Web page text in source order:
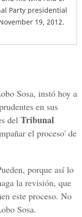
Party presidential
19, 2012.
Sosa, instó hoy a
en sus
del Tribunal
el proceso' de
porque así lo
la revisión, que
este proceso. No
Sosa.